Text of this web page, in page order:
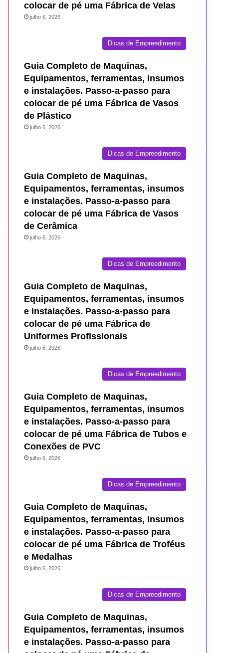
colocar de pé uma Fábrica de Velas
julho 6, 2026
Dicas de Empreedimento
Guia Completo de Maquinas,
Equipamentos, ferramentas, insumos
e instalações. Passo-a-passo para
colocar de pé uma Fábrica de Vasos
de Plástico
julho 6, 2026
Dicas de Empreedimento
Guia Completo de Maquinas,
Equipamentos, ferramentas, insumos
e instalações. Passo-a-passo para
colocar de pé uma Fábrica de Vasos
de Cerâmica
julho 6, 2026
Dicas de Empreedimento
Guia Completo de Maquinas,
Equipamentos, ferramentas, insumos
e instalações. Passo-a-passo para
colocar de pé uma Fábrica de
Uniformes Profissionais
julho 6, 2026
Dicas de Empreedimento
Guia Completo de Maquinas,
Equipamentos, ferramentas, insumos
e instalações. Passo-a-passo para
colocar de pé uma Fábrica de Tubos e
Conexões de PVC
julho 6, 2026
Dicas de Empreedimento
Guia Completo de Maquinas,
Equipamentos, ferramentas, insumos
e instalações. Passo-a-passo para
colocar de pé uma Fábrica de Troféus
e Medalhas
julho 6, 2026
Dicas de Empreedimento
Guia Completo de Maquinas,
Equipamentos, ferramentas, insumos
e instalações. Passo-a-passo para